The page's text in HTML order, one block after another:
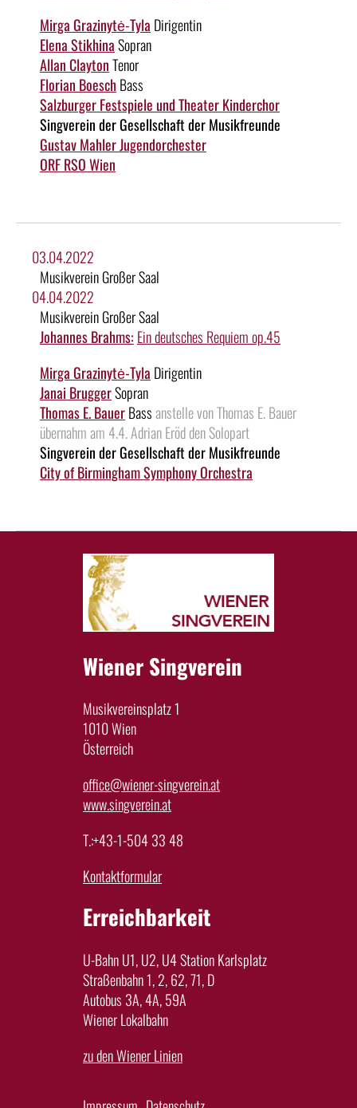
Mirga Grazinytė-Tyla Dirigentin
Elena StikhinaSopran
Allan ClaytonTenor
Florian BoeschBass
Salzburger Festspiele und Theater Kinderchor
Singverein der Gesellschaft der Musikfreunde
Gustav Mahler Jugendorchester
ORF RSO Wien
03.04.2022
Musikverein Großer Saal
04.04.2022
Musikverein Großer Saal
Johannes Brahms: Ein deutsches Requiem op.45
Mirga Grazinytė-Tyla Dirigentin
Janai BruggerSopran
Thomas E. BauerBass anstelle von Thomas E. Bauer
übernahm am 4.4. Adrian Eröd den Solopart
Singverein der Gesellschaft der Musikfreunde
City of Birmingham Symphony Orchestra
Wiener Singverein
Musikvereinsplatz 1
1010 Wien
Österreich
office@wiener-singverein.at
www.singverein.at
T.:+43-1-504 33 48
Kontaktformular
Erreichbarkeit
U-Bahn U1, U2, U4 Station Karlsplatz
Straßenbahn 1, 2, 62, 71, D
Autobus 3A, 4A, 59A
Wiener Lokalbahn
zu den Wiener Linien